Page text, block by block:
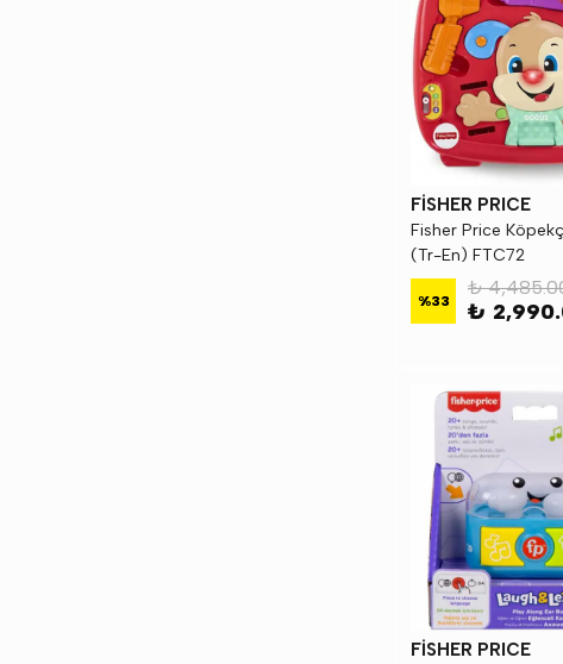
FİSHER PRICE
Fisher Price
(Tr-En) FTC72
%33
₺
₺
FİSHER PRICE